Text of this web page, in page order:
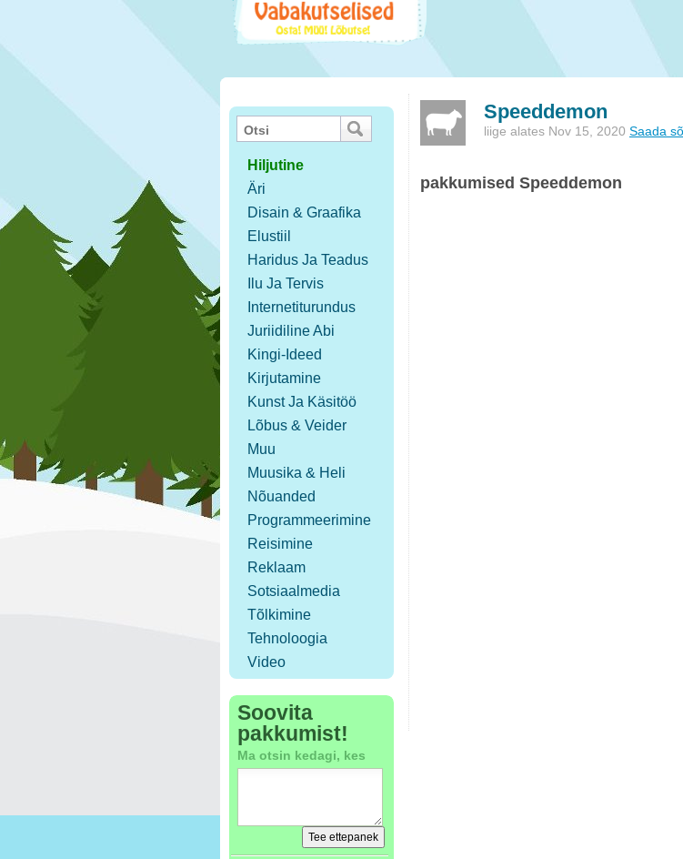
Hiljutine
Äri
Disain & Graafika
Elustiil
Haridus Ja Teadus
Ilu Ja Tervis
Internetiturundus
Juriidiline Abi
Kingi-Ideed
Kirjutamine
Kunst Ja Käsitöö
Lõbus & Veider
Muu
Muusika & Heli
Nõuanded
Programmeerimine
Reisimine
Reklaam
Sotsiaalmedia
Tõlkimine
Tehnoloogia
Video
Soovita
pakkumist!
Ma otsin kedagi, kes
Speeddemon
liige alates Nov 15, 2020 Saada
pakkumised Speeddemon